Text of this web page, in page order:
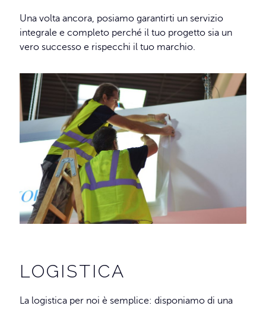
Una volta ancora, posiamo garantirti un servizio
integrale e completo perché il tuo progetto sia un
vero successo e rispecchi il tuo marchio.
LOGISTICA
La logistica per noi è semplice: disponiamo di una